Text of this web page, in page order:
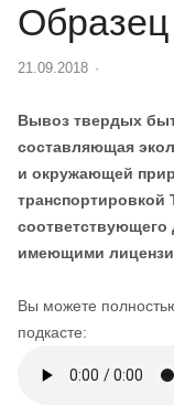
21.09.2018
Вывоз твердых
составляющая
и окружающей
транспортировкой
соответствующего
имеющими
Вы можете
подкасте: